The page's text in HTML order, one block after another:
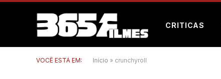
CRITICAS
VOCÊ ESTÁ EM: Início » crunchyroll